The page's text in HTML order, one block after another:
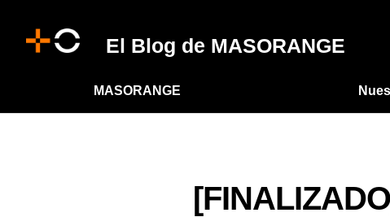
El Blog de MASORANGE
MASORANGE